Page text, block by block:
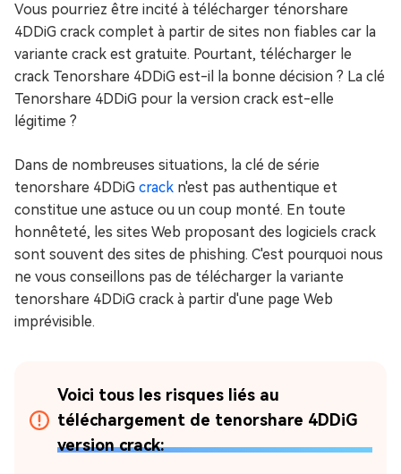
Vous pourriez être incité à télécharger ténorshare
4DDiG crack complet à partir de sites non fiables car la
variante crack est gratuite. Pourtant, télécharger le
crack Tenorshare 4DDiG est-il la bonne décision ? La clé
Tenorshare 4DDiG pour la version crack est-elle
légitime ?
Dans de nombreuses situations, la clé de série
tenorshare 4DDiG crack n'est pas authentique et
constitue une astuce ou un coup monté. En toute
honnêteté, les sites Web proposant des logiciels crack
sont souvent des sites de phishing. C'est pourquoi nous
ne vous conseillons pas de télécharger la variante
tenorshare 4DDiG crack à partir d'une page Web
imprévisible.
Voici tous les risques liés au
téléchargement de tenorshare 4DDiG
version crack: